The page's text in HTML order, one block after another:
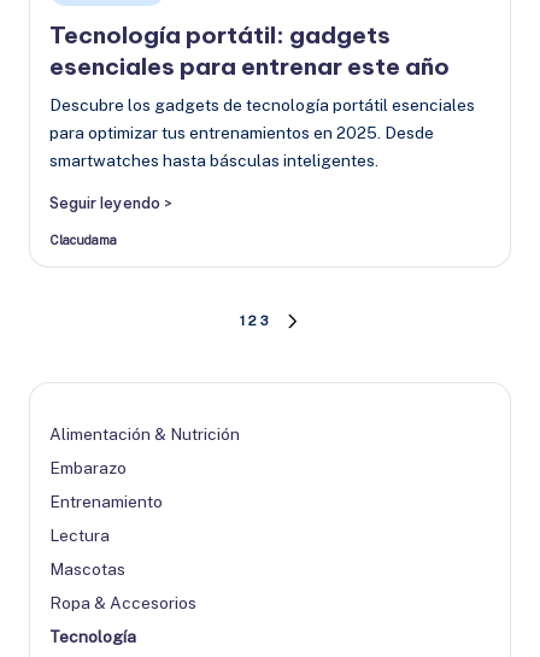
en
Tecnología portátil: gadgets
esenciales para entrenar este año
Descubre los gadgets de tecnología portátil esenciales
para optimizar tus entrenamientos en 2025. Desde
smartwatches hasta básculas inteligentes.
Seguir leyendo >
Publicado
Clacudama
de
entradas
1 2 3
Alimentación & Nutrición
Embarazo
Entrenamiento
Lectura
Mascotas
Ropa & Accesorios
Tecnología